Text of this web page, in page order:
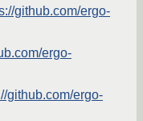
github.com/ergo-
ergo-
github.com/ergo-